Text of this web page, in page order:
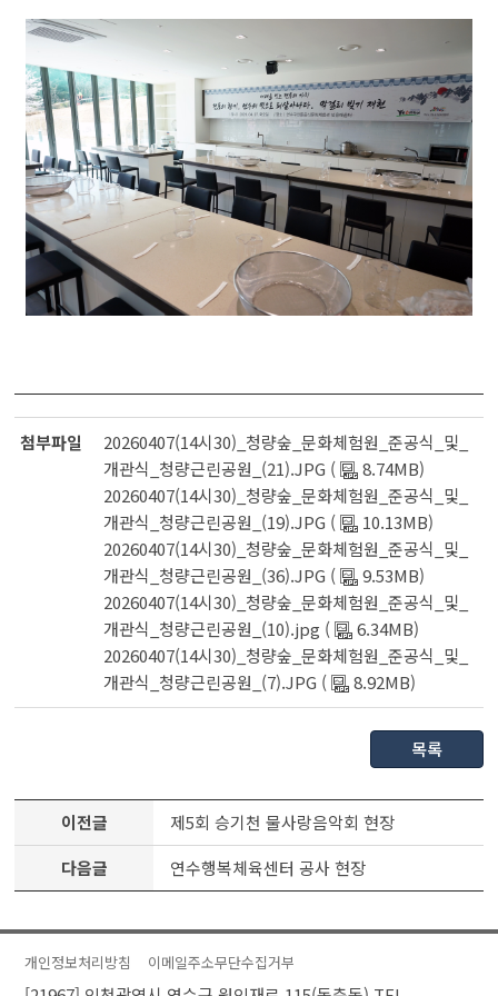
첨부파일
20260407(14시30)_청량숲_문화체험원_준공식_및_
개관식_청량근린공원_(21).JPG (
8.74MB)
20260407(14시30)_청량숲_문화체험원_준공식_및_
개관식_청량근린공원_(19).JPG (
10.13MB)
20260407(14시30)_청량숲_문화체험원_준공식_및_
개관식_청량근린공원_(36).JPG (
9.53MB)
20260407(14시30)_청량숲_문화체험원_준공식_및_
개관식_청량근린공원_(10).jpg (
6.34MB)
20260407(14시30)_청량숲_문화체험원_준공식_및_
개관식_청량근린공원_(7).JPG (
8.92MB)
목록
이전글
제5회 승기천 물사랑음악회 현장
다음글
연수행복체육센터 공사 현장
개인정보처리방침 이메일주소무단수집거부